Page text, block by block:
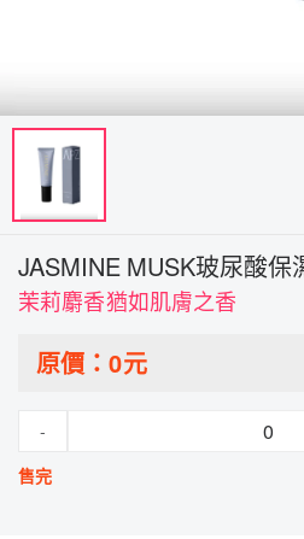
JASMINE MUSK玻尿酸保
茉莉麝香猶如肌膚之香
原價：0元
-
售完